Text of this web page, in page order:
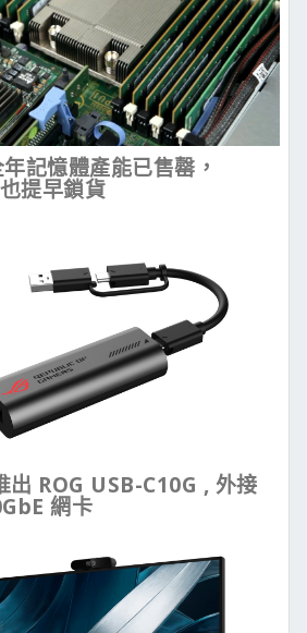
記憶體產能已售罄，
提早鎖貨
出 ROG USB-C10G , 外接
網卡